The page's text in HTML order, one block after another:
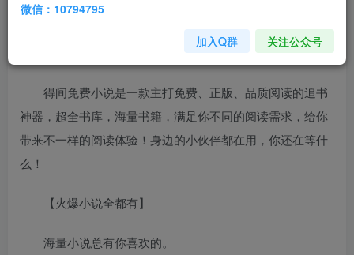
让你一次看个过瘾。喜欢的朋友欢迎前来下载体验！
得间免费小说！时时刻刻随心畅读！
得间免费小说是一款主打免费、正版、品质阅读的追书
神器，超全书库，海量书籍，满足你不同的阅读需求，给你
带来不一样的阅读体验！身边的小伙伴都在用，你还在等什
么！
【火爆小说全都有】
海量小说总有你喜欢的。
微信：10794795
加入Q群 关注公众号